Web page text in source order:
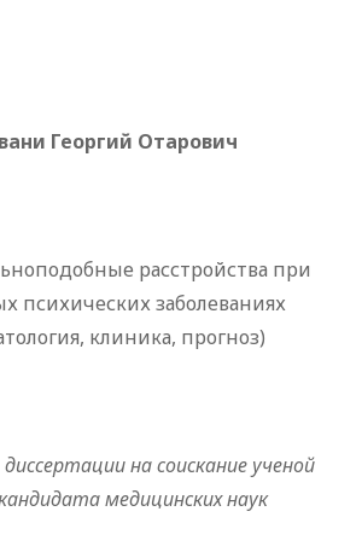
Георгий Отарович
расстройства при
психических заболеваниях
клиника, прогноз)
на соискание ученой
медицинских наук